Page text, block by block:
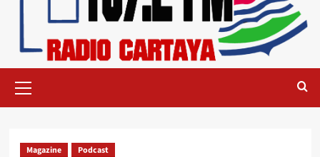
Magazine Podcast